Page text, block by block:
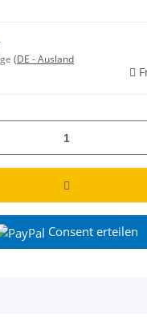
(DE - Ausland
Consent erteilen